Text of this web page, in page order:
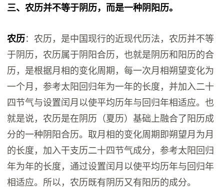
三‬、农历并不等于阴历，而是一种‬阴阳历。
农历 ：农历，是中国现行的近现代历法，农历‬‬并不等‬
于阴历‬，农历‬属于阴阳合历，也就是阴历和阳历的合
历，是根据月相的变化周期，每一次月相朔望变化为
一个月，参考太阳回归年为一年的长度，并加入二十
四节气与设置闰月以使平均历年与回归年相适应。也
就是说‬，农历是在阴历（夏历）基础上融合了阳历成
分的一种阴阳合历。取月相的变化周期即朔望月为月
的长度，加入干支历二十四节气成分，参考太阳回归
年为年的长度，通过设置闰月以使平均历年与回归年
相适应。所以，农历既有阴历又有阳历的成分。